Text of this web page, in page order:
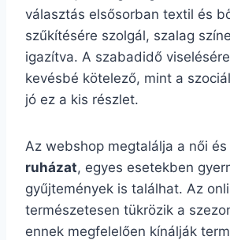
választás elsősorban textil és
szűkítésére szolgál, szalag
igazítva. A szabadidő
kevésbé kötelező, mint a
jó ez a kis részlet.
Az webshop megtalálja a női
ruházat, egyes esetekben
gyűjtemények is találhat. Az
természetesen tükrözik a
ennek megfelelően kínálják